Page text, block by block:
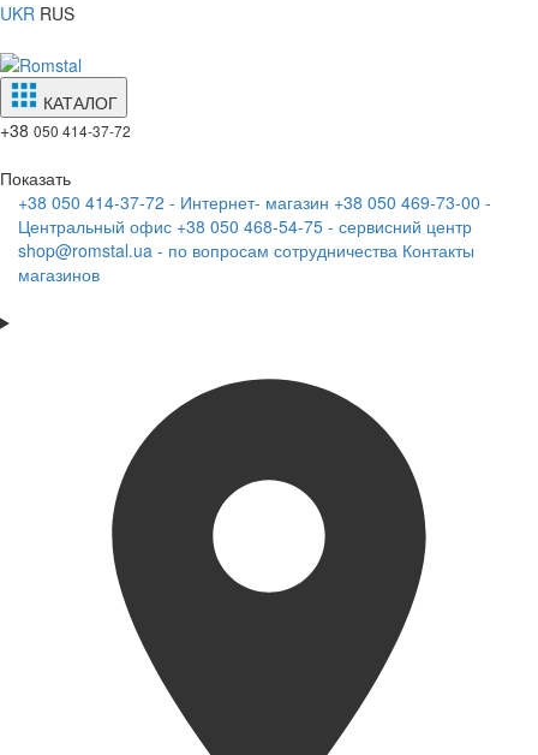
UKR RUS
КАТАЛОГ
+38 050 414-37-72
Показать
+38 050 414-37-72 - Интернет- магазин +38 050 469-73-00 -
Центральный офис +38 050 468-54-75 - сервисний центр
shop@romstal.ua - по вопросам сотрудничества Контакты
магазинов